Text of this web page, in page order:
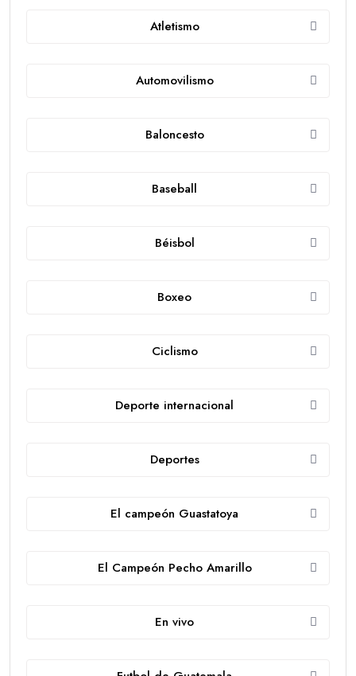
Atletismo
Automovilismo
Baloncesto
Baseball
Béisbol
Boxeo
Ciclismo
Deporte internacional
Deportes
El campeón Guastatoya
El Campeón Pecho Amarillo
En vivo